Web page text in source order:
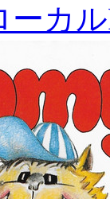
ーカル